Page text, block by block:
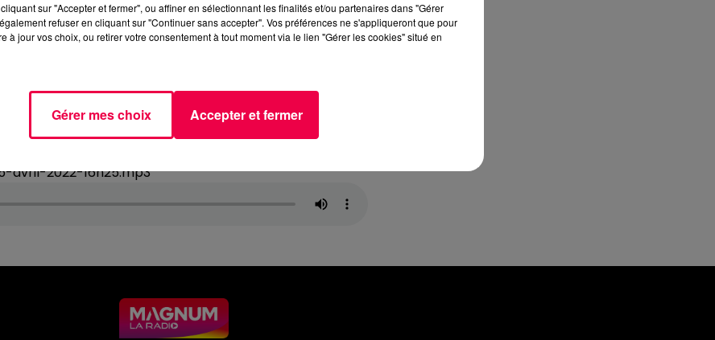
avril-2022-16h25.mp3
sur "Accepter et fermer", ou affiner en sélectionnant les finalités et/ou partenaires dans "Gérer
refuser en cliquant sur "Continuer sans accepter". Vos préférences ne s'appliqueront que pour
à jour vos choix, ou retirer votre consentement à tout moment via le lien "Gérer les cookies" situé en
Gérer mes choix Accepter et fermer